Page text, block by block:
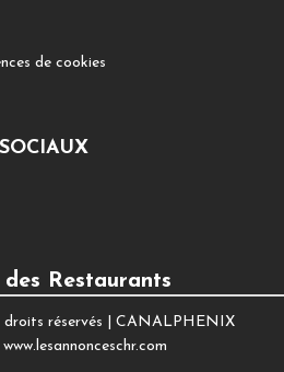
de cookies
Restaurants
réservés | CANALPHENIX
www.lesannonceschr.com